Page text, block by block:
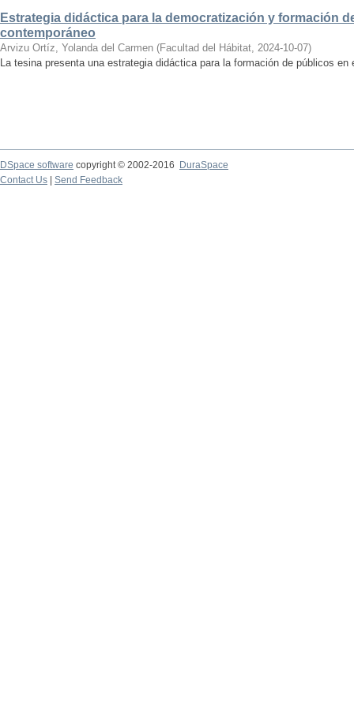
Estrategia didáctica para la democratización y formación
contemporáneo
Arvizu Ortíz, Yolanda del Carmen (Facultad del Hábitat, 2024-10-07)
La tesina presenta una estrategia didáctica para la formación de públicos en
DSpace software copyright © 2002-2016
DuraSpace
Contact Us
Send Feedback